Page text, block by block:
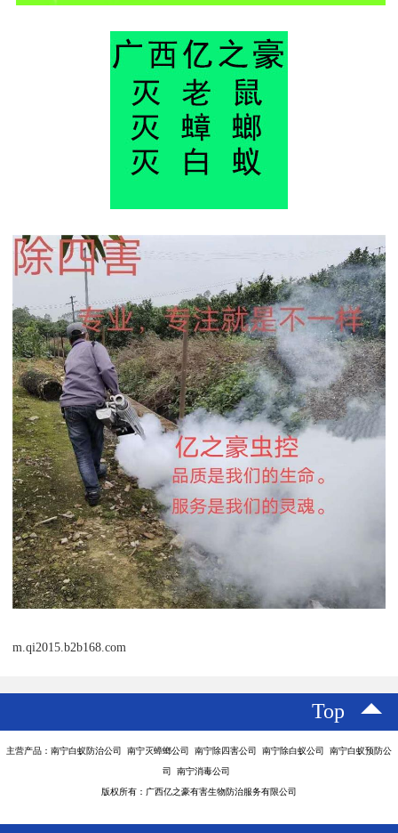
m.qi2015.b2b168.com
Top
主营产品：南宁白蚁防治公司 南宁灭蟑螂公司 南宁除四害公司 南宁除白蚁公司 南宁白蚁预防公
司 南宁消毒公司
版权所有：广西亿之豪有害生物防治服务有限公司